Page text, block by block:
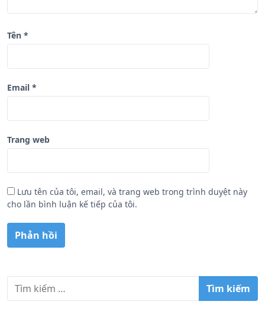
Tên *
Email *
Trang web
Lưu tên của tôi, email, và trang web trong trình duyệt này
cho lần bình luận kế tiếp của tôi.